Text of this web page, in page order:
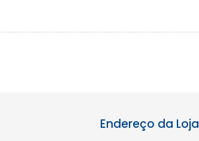
Endereço da Loja